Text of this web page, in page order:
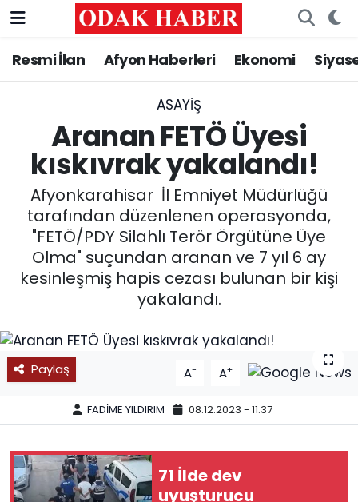
Resmi İlan Afyon Haberleri Ekonomi
ASAYİŞ
Aranan FETÖ Üyesi
kıskıvrak yakalandı!
Afyonkarahisar İl Emniyet Müdürlüğü
tarafından düzenlenen operasyonda,
"FETÖ/PDY Silahlı Terör Örgütüne Üye
Olma" suçundan aranan ve 7 yıl 6 ay
kesinleşmiş hapis cezası bulunan bir kişi
yakalandı.
Paylaş A- A+
FADİME YILDIRIM 08.12.2023 - 11:37
71 İlde dev
uyuşturucu
AFYONKARAHİSAR HABERLERİ
ASAYİŞ
SİYASET
EĞİTİM
SAĞLIK
SPOR
11:11 MANŞET
Nöbetçi Eczaneler
Trafik Durumu
Süper Lig Puan Durumu ve Fikstür
Tüm Manşetler
Son Dakika Haberleri